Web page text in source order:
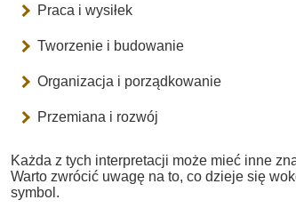
Praca i wysiłek
Tworzenie i budowanie
Organizacja i porządkowanie
Przemiana i rozwój
Każda z tych interpretacji może mieć inne
Warto zwrócić uwagę na to, co dzieje się
symbol.